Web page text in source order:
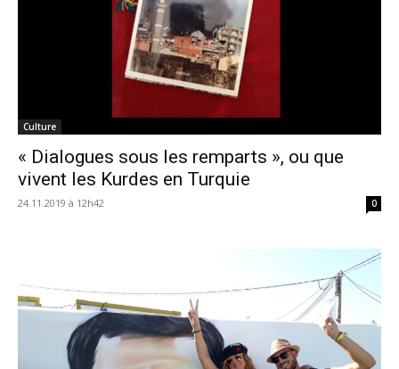
Culture
« Dialogues sous les remparts », ou que
vivent les Kurdes en Turquie
24.11.2019 à 12h42 0